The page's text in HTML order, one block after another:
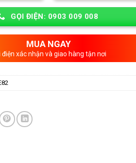
GỌI ĐIỆN: 0903 009 008
MUA NGAY
điện xác nhận và giao hàng tận nơi